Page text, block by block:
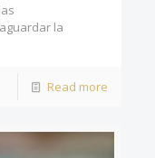
la
Read more